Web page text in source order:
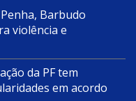
Barbudo
violência e
da PF tem
em acordo